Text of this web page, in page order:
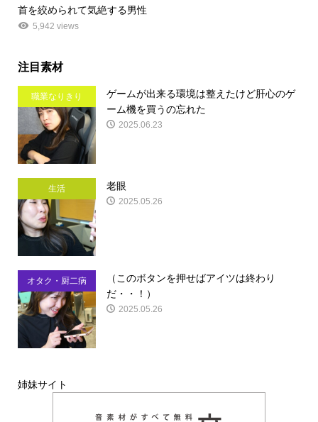
首を絞められて気絶する男性
5,942 views
注目素材
職業なりきり
ゲームが出来る環境は整えたけど肝心のゲ
ーム機を買うの忘れた
2025.06.23
生活 老眼
2025.05.26
オタク・厨二病
（このボタンを押せばアイツは終わり
だ・・！）
2025.05.26
姉妹サイト